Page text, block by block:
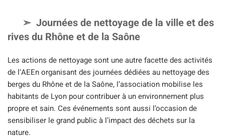
Journées de nettoyage de la ville et des
rives du Rhône et de la Saône
Les actions de nettoyage sont une autre facette des activités
de l’AEEn organisant des journées dédiées au nettoyage des
berges du Rhône et de la Saône, l’association mobilise les
habitants de Lyon pour contribuer à un environnement plus
propre et sain. Ces événements sont aussi l’occasion de
sensibiliser le grand public à l’impact des déchets sur la
nature.